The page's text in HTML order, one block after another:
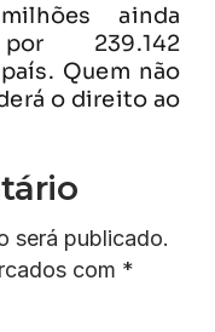
ainda
239.142
Quem não
o direito ao
será publicado.
com *